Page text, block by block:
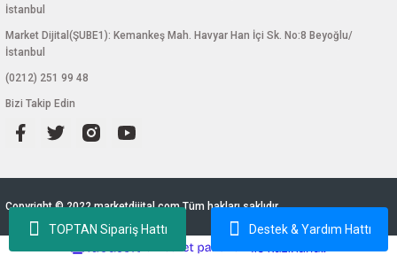
TOPTAN Sipariş Hattı Destek & Yardım Hattı
İstanbul
Market Dijital(ŞUBE1): Kemankeş Mah. Havyar Han İçi Sk. No:8 Beyoğlu/
İstanbul
(0212) 251 99 48
Bizi Takip Edin
Copyright © 2022 marketdijital.com Tüm hakları saklıdır.